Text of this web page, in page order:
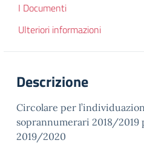
I Documenti
Ulteriori informazioni
Descrizione
Circolare per
soprannumerari 2018/2019
2019/2020